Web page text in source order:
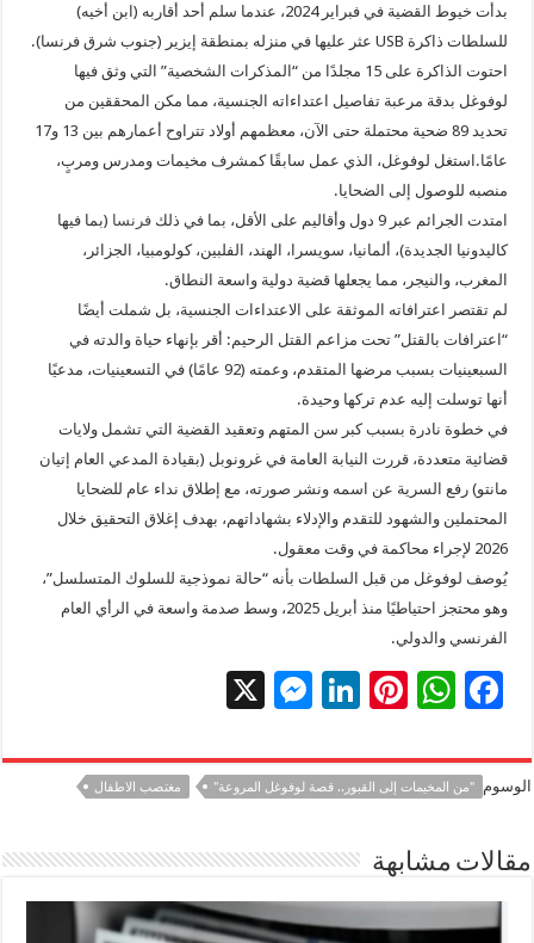
بدأت خيوط القضية في فبراير 2024، عندما سلم أحد أقاربه (ابن أخيه)
للسلطات ذاكرة USB عثر عليها في منزله بمنطقة إيزير (جنوب شرق فرنسا).
احتوت الذاكرة على 15 مجلدًا من “المذكرات الشخصية” التي وثق فيها
لوفوغل بدقة مرعبة تفاصيل اعتداءاته الجنسية، مما مكن المحققين من
تحديد 89 ضحية محتملة حتى الآن، معظمهم أولاد تتراوح أعمارهم بين 13 و17
عامًا. استغل لوفوغل، الذي عمل سابقًا كمشرف مخيمات ومدرس ومربٍ،
منصبه للوصول إلى الضحايا.
امتدت الجرائم عبر 9 دول وأقاليم على الأقل، بما في ذلك
فرنسا (بما فيها
كاليدونيا الجديدة)، ألمانيا، سويسرا، الهند، الفلبين، كولومبيا، الجزائر،
المغرب، والنيجر، مما يجعلها قضية دولية واسعة النطاق.
لم تقتصر اعترافاته الموثقة على الاعتداءات الجنسية، بل شملت أيضًا
“اعترافات بالقتل” تحت مزاعم القتل الرحيم: أقر بإنهاء حياة والدته في
السبعينيات بسبب مرضها المتقدم، وعمته (92 عامًا) في التسعينيات، مدعيًا
أنها توسلت إليه عدم تركها وحيدة.
في خطوة نادرة بسبب كبر سن المتهم وتعقيد القضية التي تشمل ولايات
قضائية متعددة، قررت النيابة العامة في غرونوبل (بقيادة المدعي العام إتيان
مانتو) رفع السرية عن اسمه ونشر صورته، مع إطلاق نداء عام للضحايا
المحتملين والشهود للتقدم والإدلاء بشهاداتهم، بهدف إغلاق التحقيق خلال
2026 لإجراء محاكمة في وقت معقول.
يُوصف لوفوغل من قبل السلطات بأنه “حالة نموذجية للسلوك المتسلسل”،
وهو محتجز احتياطيًا منذ أبريل 2025، وسط صدمة واسعة في الرأي العام
الفرنسي والدولي.
F
e
b
o
k
W
at
sA
p
p
Pi
er
es
t
Li
k
e
dI
n
M
se
n
g
er
الوسوم "من المخيمات إلى القبور.. قصة لوفوغل المروعة" مغتصب الاطفال
مقالات مشابهة